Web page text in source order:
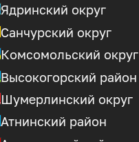
Ядринский округ
Санчурский округ
Комсомольский округ
Высокогорский район
Шумерлинский округ
Атнинский район